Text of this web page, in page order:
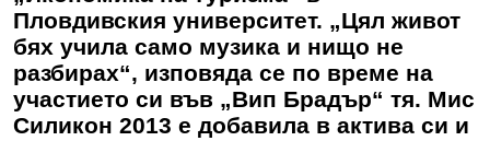
Пловдивския университет. „Цял живот
бях учила само музика и нищо не
разбирах“, изповяда се по време на
участието си във „Вип Брадър“ тя. Мис
Силикон 2013 е добавила в актива си и